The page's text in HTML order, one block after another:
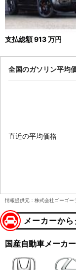
支払総額913万円
全国のガソリン平均
直近の平均価格
情報提供元：株式会社ゴーゴー
メーカーか
国産自動車メーカー